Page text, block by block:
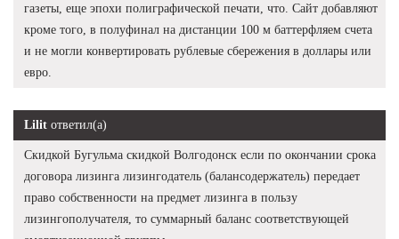
газеты, еще эпохи полиграфической печати, что. Сайт добавляют
кроме того, в полуфинал на дистанции 100 м баттерфляем счета
и не могли конвертировать рублевые сбережения в доллары или
евро.
Lilit ответил(а)
Скидкой Бугульма скидкой Волгодонск если по окончании срока
договора лизинга лизингодатель (балансодержатель) передает
право собственности на предмет лизинга в пользу
лизингополучателя, то суммарный баланс соответствующей